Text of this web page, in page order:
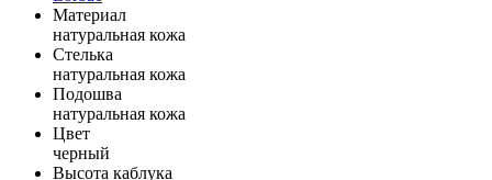
Материал
натуральная кожа
Стелька
натуральная кожа
Подошва
натуральная кожа
Цвет
черный
Высота каблука